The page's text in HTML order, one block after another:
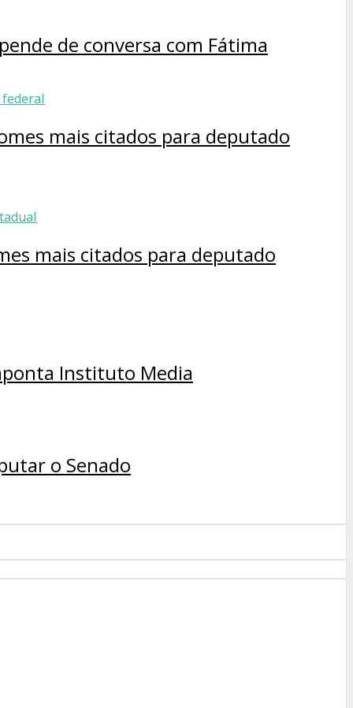
de conversa com Fátima
mais citados para deputado
mais citados para deputado
Instituto Media
o Senado